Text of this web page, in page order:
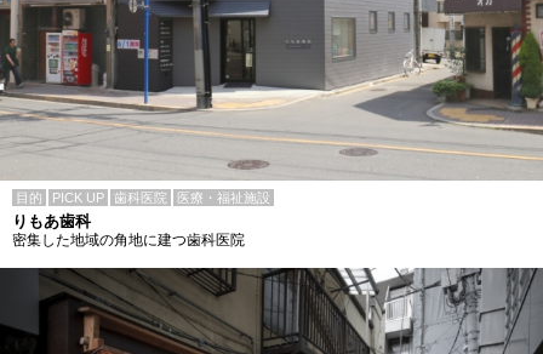
目的 PICK UP 歯科医院 医療・福祉施設
りもあ歯科
密集した地域の角地に建つ歯科医院